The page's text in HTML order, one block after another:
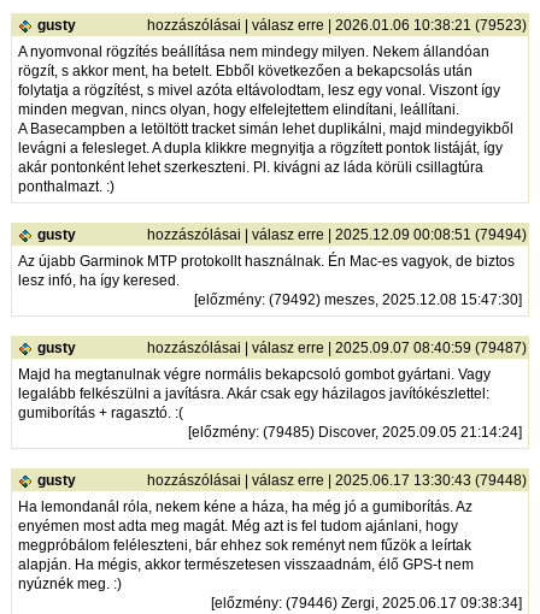
gusty hozzászólásai |válasz erre | 2026.01.06 10:38:21 (79523)
A nyomvonal rögzítés beállítása nem mindegy milyen. Nekem állandóan
rögzít, s akkor ment, ha betelt. Ebből következően a bekapcsolás után
folytatja a rögzítést, s mivel azóta eltávolodtam, lesz egy vonal. Viszont így
minden megvan, nincs olyan, hogy elfelejtettem elindítani, leállítani.
A Basecampben a letöltött tracket simán lehet duplikálni, majd mindegyikből
levágni a felesleget. A dupla klikkre megnyitja a rögzített pontok listáját, így
akár pontonként lehet szerkeszteni. Pl. kivágni az láda körüli csillagtúra
ponthalmazt. :)
gusty hozzászólásai |válasz erre | 2025.12.09 00:08:51 (79494)
Az újabb Garminok MTP protokollt használnak. Én Mac-es vagyok, de biztos
lesz infó, ha így keresed.
[előzmény: (79492) meszes, 2025.12.08 15:47:30]
gusty hozzászólásai |válasz erre | 2025.09.07 08:40:59 (79487)
Majd ha megtanulnak végre normális bekapcsoló gombot gyártani. Vagy
legalább felkészülni a javításra. Akár csak egy házilagos javítókészlettel:
gumiborítás + ragasztó. :(
[előzmény: (79485) Discover, 2025.09.05 21:14:24]
gusty hozzászólásai |válasz erre | 2025.06.17 13:30:43 (79448)
Ha lemondanál róla, nekem kéne a háza, ha még jó a gumiborítás. Az
enyémen most adta meg magát. Még azt is fel tudom ajánlani, hogy
megpróbálom feléleszteni, bár ehhez sok reményt nem fűzök a leírtak
alapján. Ha mégis, akkor természetesen visszaadnám, élő GPS-t nem
nyúznék meg. :)
[előzmény: (79446) Zergi, 2025.06.17 09:38:34]